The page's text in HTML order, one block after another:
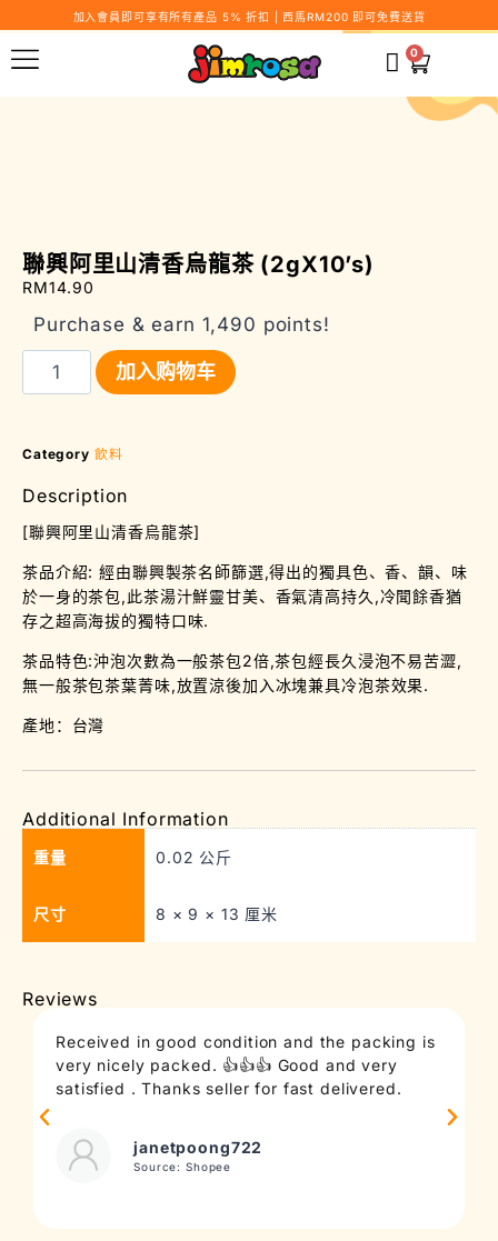
加入會員即可享有所有產品 5% 折扣 | 西馬RM200 即可免費送貨
0
聯興阿里山清香烏龍茶 (2gX10’s)
RM14.90
Purchase & earn 1,490 points!
加入购物车
Category 飲料
Description
[聯興阿里山清香烏龍茶]
茶品介紹: 經由聯興製茶名師篩選,得出的獨具色、香、韻、味
於一身的茶包,此茶湯汁鮮靈甘美、香氣清高持久,冷聞餘香猶
存之超高海拔的獨特口味.
茶品特色:沖泡次數為一般茶包2倍,茶包經長久浸泡不易苦澀,
無一般茶包茶葉菁味,放置涼後加入冰塊兼具冷泡茶效果.
產地：台灣
Additional Information
重量 0.02 公斤
尺寸 8 × 9 × 13 厘米
Reviews
Received in good condition and the packing is
very nicely packed. 👍👍👍 Good and very
satisfied . Thanks seller for fast delivered.
janetpoong722
Source: Shopee